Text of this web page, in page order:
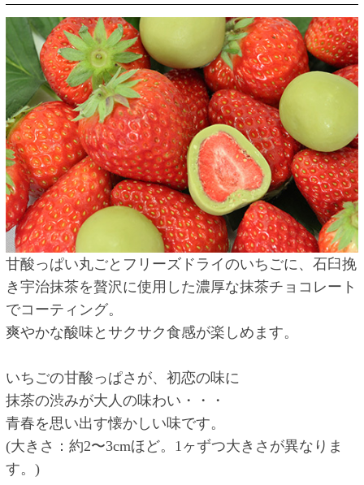
甘酸っぱい丸ごとフリーズドライのいちごに、石臼挽
き宇治抹茶を贅沢に使用した濃厚な抹茶チョコレート
でコーティング。
爽やかな酸味とサクサク食感が楽しめます。
いちごの甘酸っぱさが、初恋の味に
抹茶の渋みが大人の味わい・・・
青春を思い出す懐かしい味です。
(大きさ：約2〜3cmほど。1ヶずつ大きさが異なりま
す。)